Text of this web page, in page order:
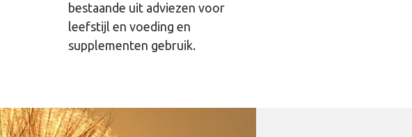
bestaande uit adviezen voor
leefstijl en voeding en
supplementen gebruik.